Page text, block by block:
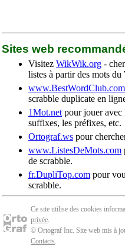
Sites web
Visitez WikWik.org -
listes à partir des mots
www.BestWordClub.com
scrabble duplicate en
1Mot.net pour jouer avec
suffixes, les préfixes, etc.
Ortograf.ws pour
www.ListesDeMots.com
de scrabble.
fr.DupliTop.com pour
scrabble.
Ce site utilise des cookies
privée.
© Ortograf Inc. Site web mis à
Contacts.